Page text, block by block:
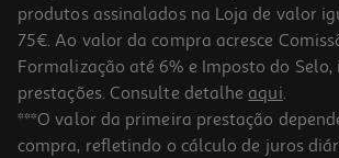
produtos assinalados na Loja de valor
75€. Ao valor da compra acresce
Formalização até 6% e Imposto do Selo,
prestações. Consulte detalhe aqui.
***O valor da primeira prestação
compra, refletindo o cálculo de juros